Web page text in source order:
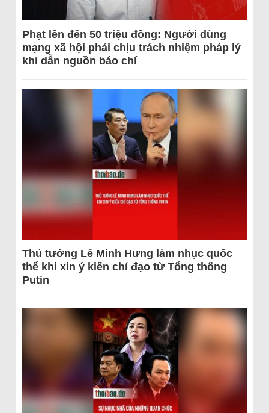
Phạt lên đến 50 triệu đồng: Người dùng
mạng xã hội phải chịu trách nhiệm pháp lý
khi dẫn nguồn báo chí
Thủ tướng Lê Minh Hưng làm nhục quốc
thể khi xin ý kiến chỉ đạo từ Tổng thống
Putin